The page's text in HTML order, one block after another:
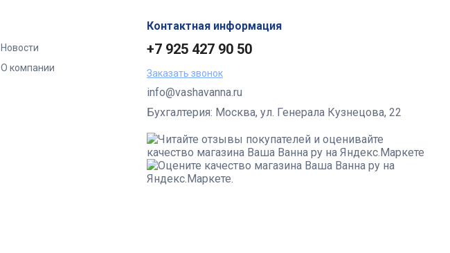
Новости
О компании
Контактная информация
+7 925 427 90 50
Заказать звонок
info@vashavanna.ru
Бухгалтерия: Москва, ул. Генерала Кузнецова, 22